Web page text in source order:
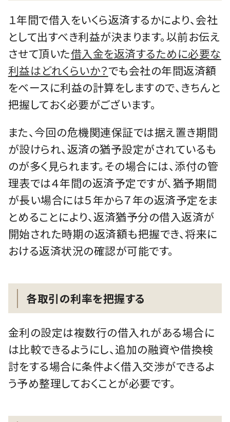
１年間で借入をいくら返済するかにより、会社
として出すべき利益が決まります。以前お伝え
させて頂いた借入金を返済するために必要な
利益はどれくらいか？でも会社の年間返済額
をベースに利益の計算をしますので、きちんと
把握しておく必要がございます。
また、今回の危機関連保証では据え置き期間
が設けられ、返済の猶予設定がされているも
のが多く見られます。その場合には、添付の管
理表では４年間の返済予定ですが、猶予期間
が長い場合には５年から７年の返済予定をま
とめることにより、返済猶予分の借入返済が
開始された時期の返済額も把握でき、将来に
おける返済状況の確認が可能です。
各取引の利率を把握する
金利の設定は複数行の借入れがある場合に
は比較できるようにし、追加の融資や借換検
討をする場合に条件よく借入交渉ができるよ
う予め整理しておくことが必要です。